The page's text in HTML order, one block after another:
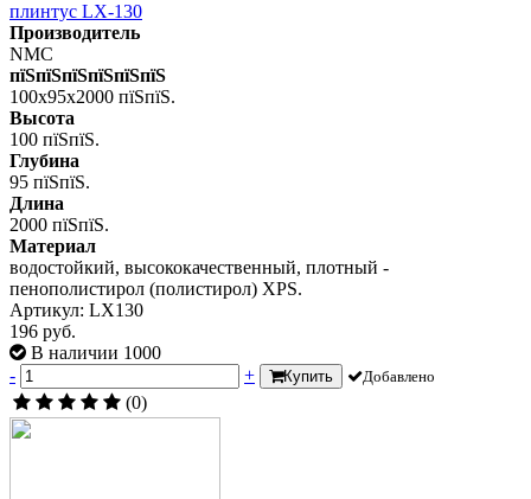
плинтус LX-130
Производитель
NMC
пїЅпїЅпїЅпїЅпїЅпїЅ
100x95x2000 пїЅпїЅ.
Высота
100 пїЅпїЅ.
Глубина
95 пїЅпїЅ.
Длина
2000 пїЅпїЅ.
Материал
водостойкий, высококачественный, плотный -
пенополистирол (полистирол) XPS.
Артикул: LX130
196 руб.
В наличии 1000
-
+ Купить Добавлено
(0)